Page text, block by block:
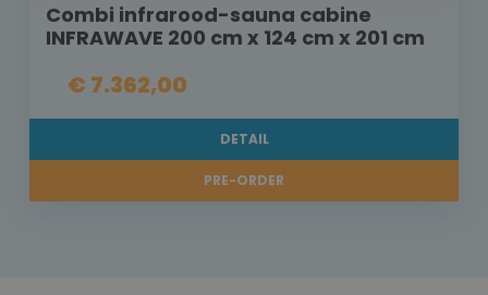
Combi infrarood-sauna cabine
INFRAWAVE 200 cm x 124 cm x 201 cm
€ 7.362,00
DETAIL
PRE-ORDER